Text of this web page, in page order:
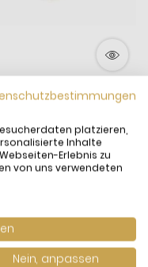
True Silver 15-
Element Sterling-
25,00 €
€
zzgl.Versand
Sofort
platzieren,
Inhalte
Erlebnis zu
von uns verwendeten
Nein, anpassen